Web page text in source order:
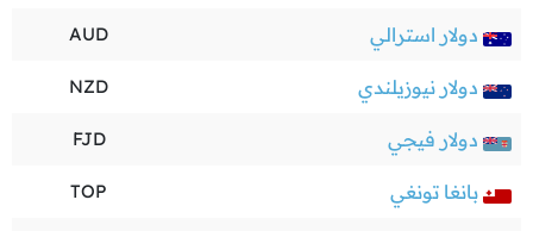
دولار استرالي AUD
دولار نيوزيلندي NZD
دولار فيجي FJD
بانغا تونغي TOP